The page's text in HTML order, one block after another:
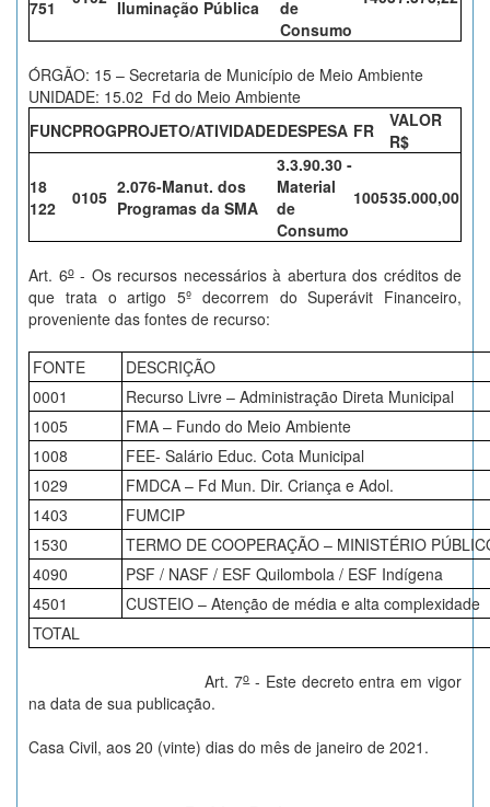
751 Iluminação Pública
de
Consumo
ÓRGÃO: 15 – Secretaria de Município de Meio Ambiente
UNIDADE: 15.02 Fd do Meio Ambiente
FUNCPROGPROJETO/ATIVIDADEDESPESA FR
VALOR
R$
18
122
0105 2.076-Manut. dos
Programas da SMA
3.3.90.30 -
Material
de
Consumo
100535.000,00
Art. 6o- Os recursos necessários à abertura dos créditos de
que trata o artigo 5º decorrem do Superávit Financeiro,
proveniente das fontes de recurso:
FONTE
DESCRIÇÃO
0001
Recurso Livre – Administração Direta Municipal
1005
FMA – Fundo do Meio Ambiente
1008
FEE- Salário Educ. Cota Municipal
1029
FMDCA – Fd Mun. Dir. Criança e Adol.
1403
FUMCIP
1530
TERMO DE COOPERAÇÃO – MINISTÉRIO
4090
PSF / NASF / ESF Quilombola / ESF Indígena
4501
CUSTEIO – Atenção de média e alta complexidade
TOTAL
Art. 7o- Este decreto entra em vigor
na data de sua publicação.
Casa Civil, aos 20 (vinte) dias do mês de janeiro de 2021.